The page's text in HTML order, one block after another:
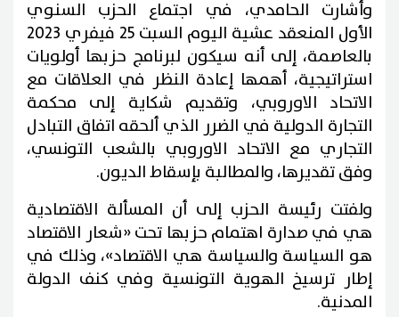
وأشارت الحامدي، في اجتماع الحزب السنوي
الأول المنعقد عشية اليوم السبت 25 فيفري 2023
بالعاصمة، إلى أنه سيكون لبرنامج حزبها أولويات
استراتيجية، أهمها إعادة النظر في العلاقات مع
الاتحاد الاوروبي، وتقديم شكاية إلى محكمة
التجارة الدولية في الضرر الذي ألحقه اتفاق التبادل
التجاري مع الاتحاد الاوروبي بالشعب التونسي،
وفق تقديرها، والمطالبة بإسقاط الديون.
ولفتت رئيسة الحزب إلى أن المسألة الاقتصادية
هي في صدارة اهتمام حزبها تحت «شعار الاقتصاد
هو السياسة والسياسة هي الاقتصاد»، وذلك في
إطار ترسيخ الهوية التونسية وفي كنف الدولة
المدنية.